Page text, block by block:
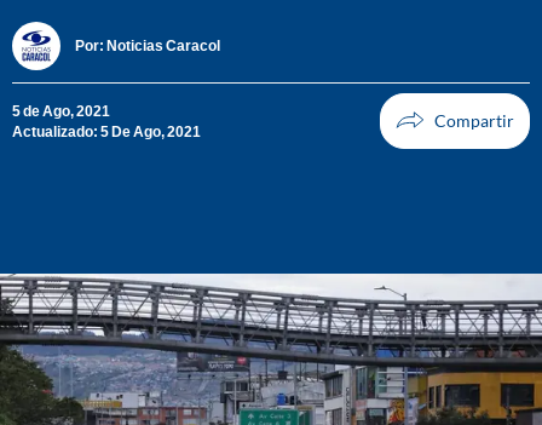
Por: Noticias Caracol
5 de Ago, 2021
Actualizado: 5 De Ago, 2021